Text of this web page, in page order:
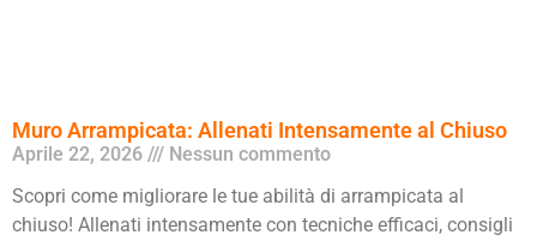
Muro Arrampicata: Allenati Intensamente al Chiuso
Aprile 22, 2026
Nessun commento
Scopri come migliorare le tue abilità di arrampicata al
chiuso! Allenati intensamente con tecniche efficaci, consigli